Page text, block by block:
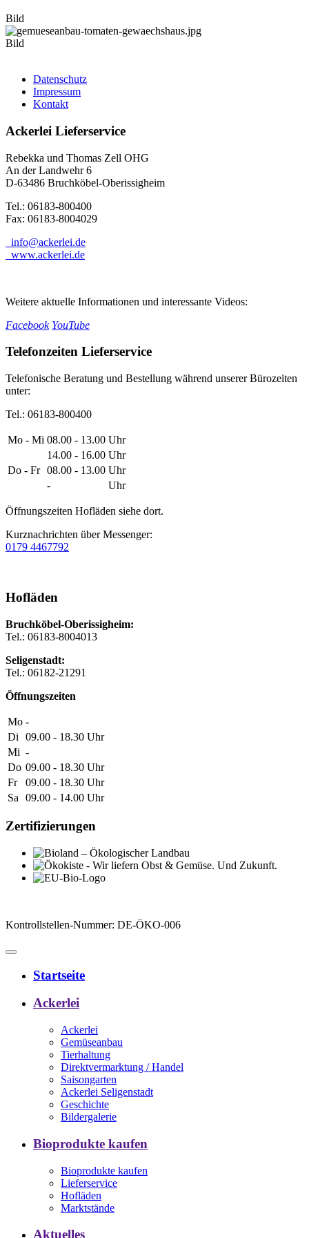
Bild
Bild
Datenschutz
Impressum
Kontakt
Ackerlei Lieferservice
Rebekka und Thomas Zell OHG
An der Landwehr 6
D-63486 Bruchköbel-Oberissigheim
Tel.: 06183-800400
Fax: 06183-8004029
info@ackerlei.de
www.ackerlei.de
Weitere aktuelle Informationen und interessante Videos:
Facebook YouTube
Telefonzeiten Lieferservice
Telefonische Beratung und Bestellung während unserer Bürozeiten
unter:
Tel.: 06183-800400
Mo - Mi 08.00 - 13.00 Uhr
14.00 - 16.00 Uhr
Do - Fr 08.00 - 13.00 Uhr
-
Uhr
Öffnungszeiten Hofläden siehe dort.
Kurznachrichten über Messenger:
0179 4467792
Hofläden
Bruchköbel-Oberissigheim:
Tel.: 06183-8004013
Seligenstadt:
Tel.: 06182-21291
Öffnungszeiten
Mo -
Di
09.00 - 18.30 Uhr
Mi -
Do 09.00 - 18.30 Uhr
Fr
09.00 - 18.30 Uhr
Sa
09.00 - 14.00 Uhr
Zertifizierungen
Kontrollstellen-Nummer: DE-ÖKO-006
Startseite
Ackerlei
Ackerlei
Gemüseanbau
Tierhaltung
Direktvermarktung / Handel
Saisongarten
Ackerlei Seligenstadt
Geschichte
Bildergalerie
Bioprodukte kaufen
Bioprodukte kaufen
Lieferservice
Hofläden
Marktstände
Aktuelles